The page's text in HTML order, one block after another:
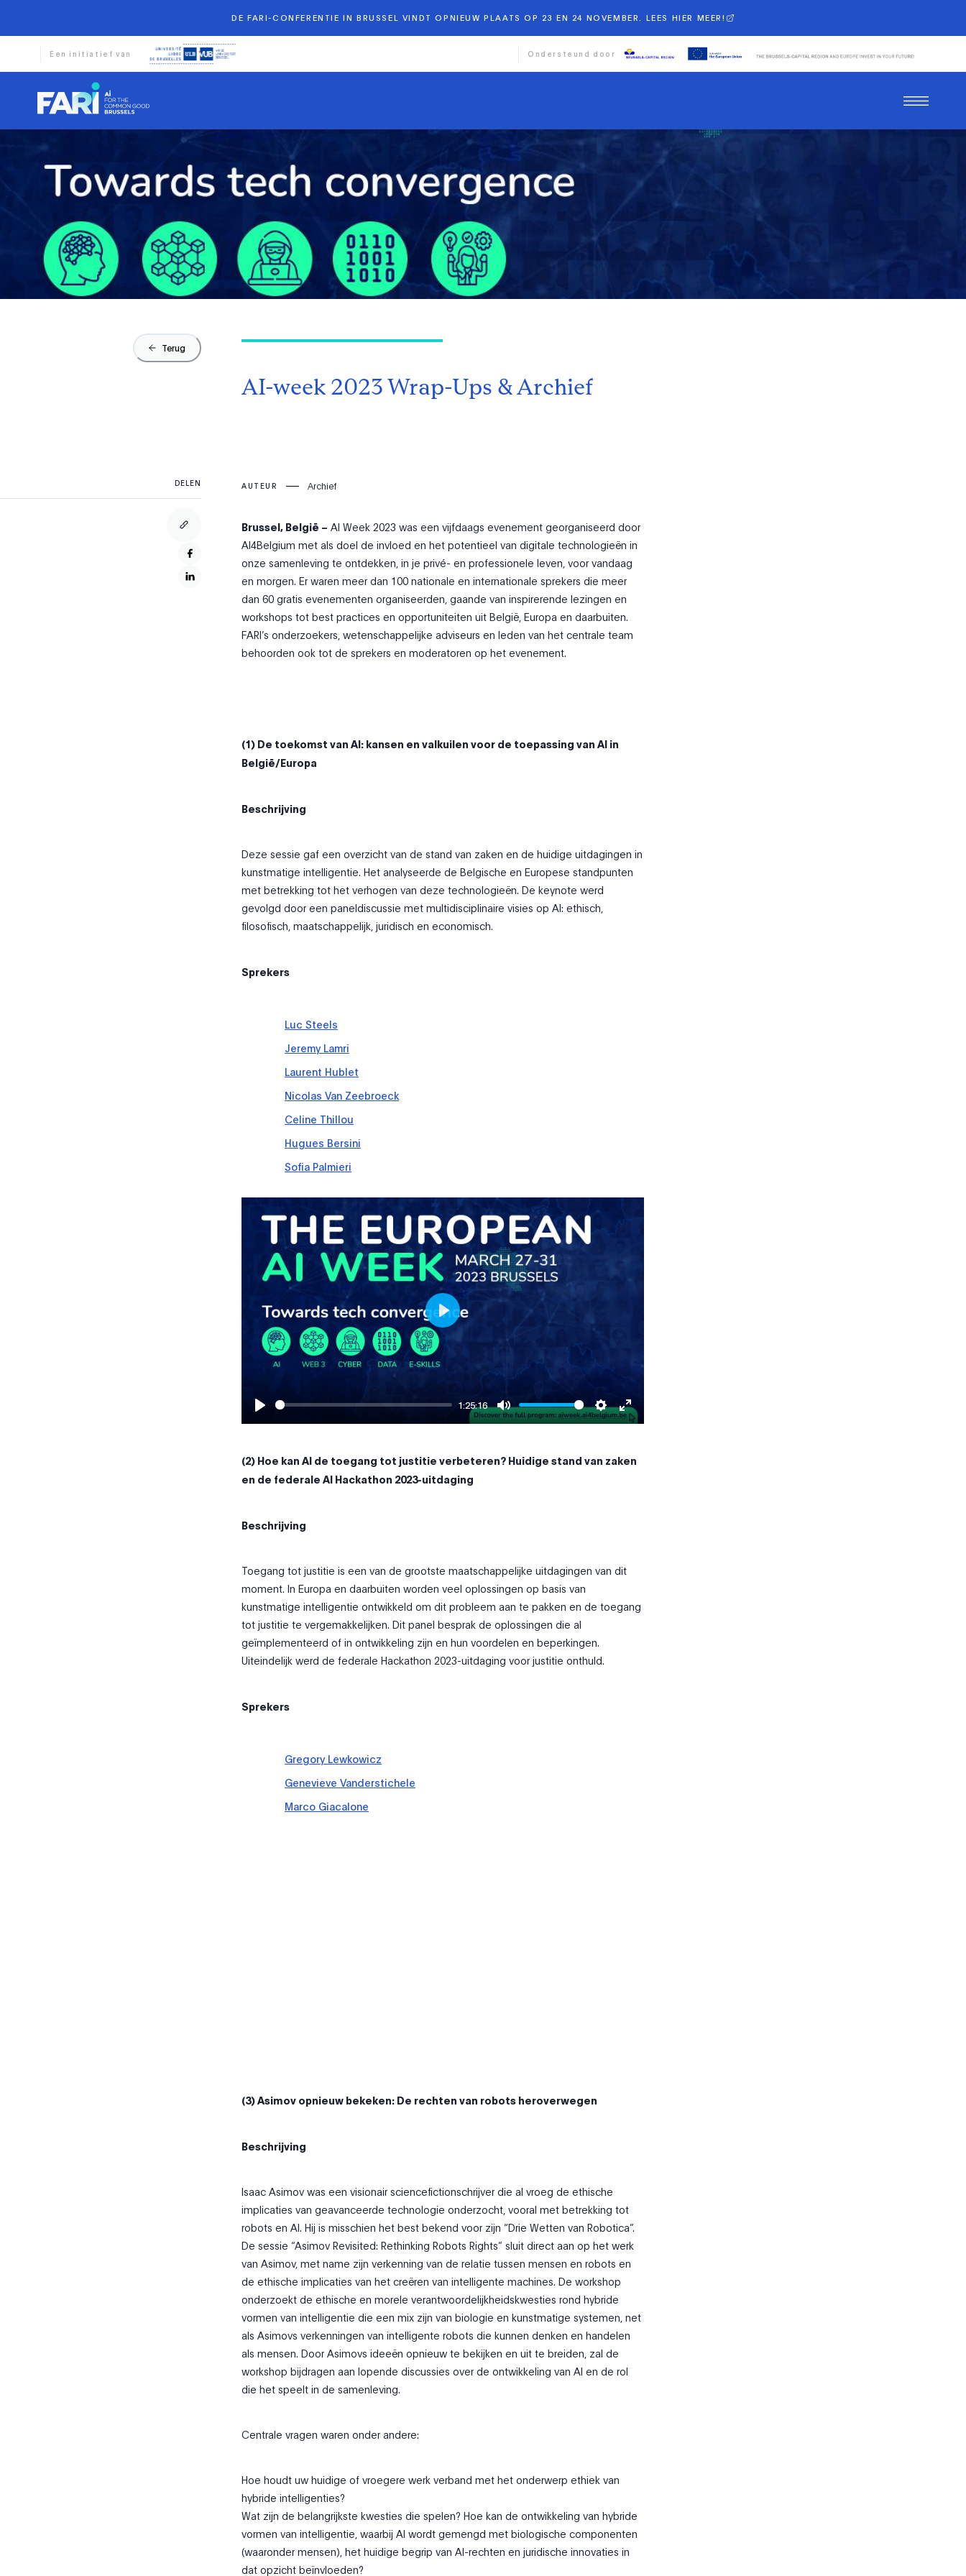
DE FARI-CONFERENTIE IN BRUSSEL VINDT OPNIEUW PLAATS OP 23 EN 24 NOVEMBER. LEES HIER MEER!
Een initiatief van Ondersteund door
Terug
AI-week 2023 Wrap-Ups & Archief
AUTEUR Archief
Brussel, België – AI Week 2023 was een vijfdaags evenement georganiseerd door
AI4Belgium met als doel de invloed en het potentieel van digitale technologieën in
onze samenleving te ontdekken, in je privé- en professionele leven, voor vandaag
en morgen. Er waren meer dan 100 nationale en internationale sprekers die meer
dan 60 gratis evenementen organiseerden, gaande van inspirerende lezingen en
workshops tot best practices en opportuniteiten uit België, Europa en daarbuiten.
FARI’s onderzoekers, wetenschappelijke adviseurs en leden van het centrale team
behoorden ook tot de sprekers en moderatoren op het evenement.
(1) De toekomst van AI: kansen en valkuilen voor de toepassing van AI in
België/Europa
Beschrijving
Deze sessie gaf een overzicht van de stand van zaken en de huidige uitdagingen in
kunstmatige intelligentie. Het analyseerde de Belgische en Europese standpunten
met betrekking tot het verhogen van deze technologieën. De keynote werd
gevolgd door een paneldiscussie met multidisciplinaire visies op AI: ethisch,
filosofisch, maatschappelijk, juridisch en economisch.
Sprekers
Luc Steels
Jeremy Lamri
Laurent Hublet
Nicolas Van Zeebroeck
Celine Thillou
Hugues Bersini
Sofia Palmieri
1:25:16
Mute Settings
Enter
Play
(2) Hoe kan AI de toegang tot justitie verbeteren? Huidige stand van zaken
en de federale AI Hackathon 2023-uitdaging
Beschrijving
Toegang tot justitie is een van de grootste maatschappelijke uitdagingen van dit
moment. In Europa en daarbuiten worden veel oplossingen op basis van
kunstmatige intelligentie ontwikkeld om dit probleem aan te pakken en de toegang
tot justitie te vergemakkelijken. Dit panel besprak de oplossingen die al
geïmplementeerd of in ontwikkeling zijn en hun voordelen en beperkingen.
Uiteindelijk werd de federale Hackathon 2023-uitdaging voor justitie onthuld.
Sprekers
Gregory Lewkowicz
Genevieve Vanderstichele
Marco Giacalone
(3) Asimov opnieuw bekeken: De rechten van robots heroverwegen
Beschrijving
Isaac Asimov was een visionair sciencefictionschrijver die al vroeg de ethische
implicaties van geavanceerde technologie onderzocht, vooral met betrekking tot
robots en AI. Hij is misschien het best bekend voor zijn “Drie Wetten van Robotica”.
De sessie “Asimov Revisited: Rethinking Robots Rights” sluit direct aan op het werk
van Asimov, met name zijn verkenning van de relatie tussen mensen en robots en
de ethische implicaties van het creëren van intelligente machines. De workshop
onderzoekt de ethische en morele verantwoordelijkheidskwesties rond hybride
vormen van intelligentie die een mix zijn van biologie en kunstmatige systemen, net
als Asimovs verkenningen van intelligente robots die kunnen denken en handelen
als mensen. Door Asimovs ideeën opnieuw te bekijken en uit te breiden, zal de
workshop bijdragen aan lopende discussies over de ontwikkeling van AI en de rol
die het speelt in de samenleving.
Centrale vragen waren onder andere:
Hoe houdt uw huidige of vroegere werk verband met het onderwerp ethiek van
hybride intelligenties?
Wat zijn de belangrijkste kwesties die spelen? Hoe kan de ontwikkeling van hybride
vormen van intelligentie, waarbij AI wordt gemengd met biologische componenten
(waaronder mensen), het huidige begrip van AI-rechten en juridische innovaties in
dat opzicht beïnvloeden?
DELEN